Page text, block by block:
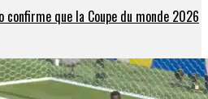
confirme que la Coupe du monde 2026